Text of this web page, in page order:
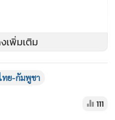
เพิ่มเติม
ทย-กัมพูชา
111